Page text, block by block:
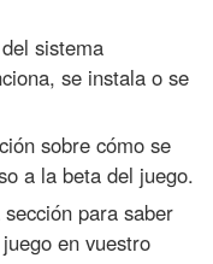
sistema
se instala o se
sobre cómo se
a la beta del juego.
sección para saber
en vuestro